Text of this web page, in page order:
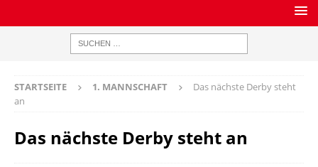
STARTSEITE 1. MANNSCHAFT
Das nächste Derby steht
an
Das nächste Derby steht an